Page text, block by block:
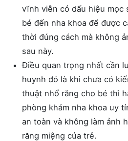
vĩnh viễn có dấu hiệu mọc
bé đến nha khoa để được
thời đúng cách mà không
sau này.
Điều quan trọng nhất cần
huynh đó là khi chưa có
thuật nhổ răng cho bé thì
phòng khám nha khoa uy
an toàn và không làm ảnh
răng miệng của trẻ.